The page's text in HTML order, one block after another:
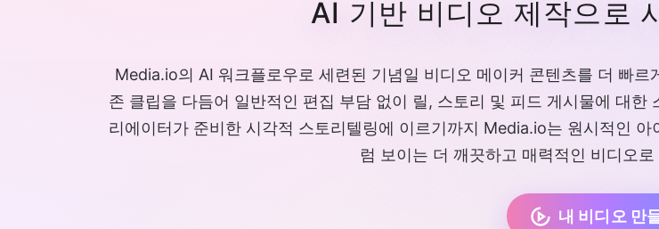
AI 기반 비디오 제작으로
Media.io의 AI 워크플로우로 세련된 기념일 비디오 메이커 콘텐츠를 더 빠
존 클립을 다듬어 일반적인 편집 부담 없이 릴, 스토리 및 피드 게시물에 대
리에이터가 준비한 시각적 스토리텔링에 이르기까지 Media.io는 원시적인
럼 보이는 더 깨끗하고 매력적인 비디오
내 비디오 만